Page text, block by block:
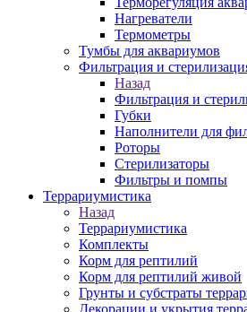
Нагреватели
Термометры
Тумбы для аквариумов
Фильтрация и
Назад
Фильтрация и
Губки
Наполнители для
Роторы
Стерилизаторы
Фильтры и помпы
Террариумистика
Назад
Террариумистика
Комплекты
Корм для рептилий
Корм для рептилий живой
Грунты и субстраты
Декорации и укрытия